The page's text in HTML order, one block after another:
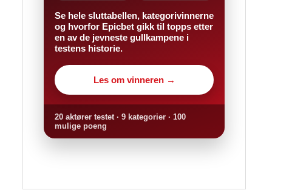
Se hele sluttabellen, kategorivinnerne
og hvorfor Epicbet gikk til topps etter
en av de jevneste gullkampene i
testens historie.
Les om vinneren →
20 aktører testet · 9 kategorier · 100
mulige poeng